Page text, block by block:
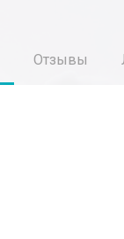
Отзывы